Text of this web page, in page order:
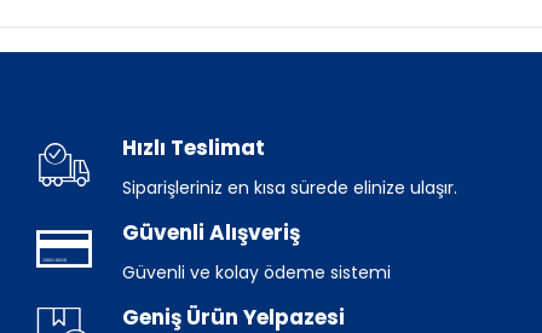
Hızlı Teslimat
Siparişleriniz en kısa sürede elinize ulaşır.
Güvenli Alışveriş
Güvenli ve kolay ödeme sistemi
Geniş Ürün Yelpazesi